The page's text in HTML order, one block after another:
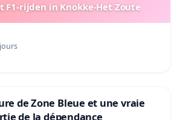
F1-rijden in Knokke-Het Zoute
de Zone Bleue et une vraie
de la dépendance